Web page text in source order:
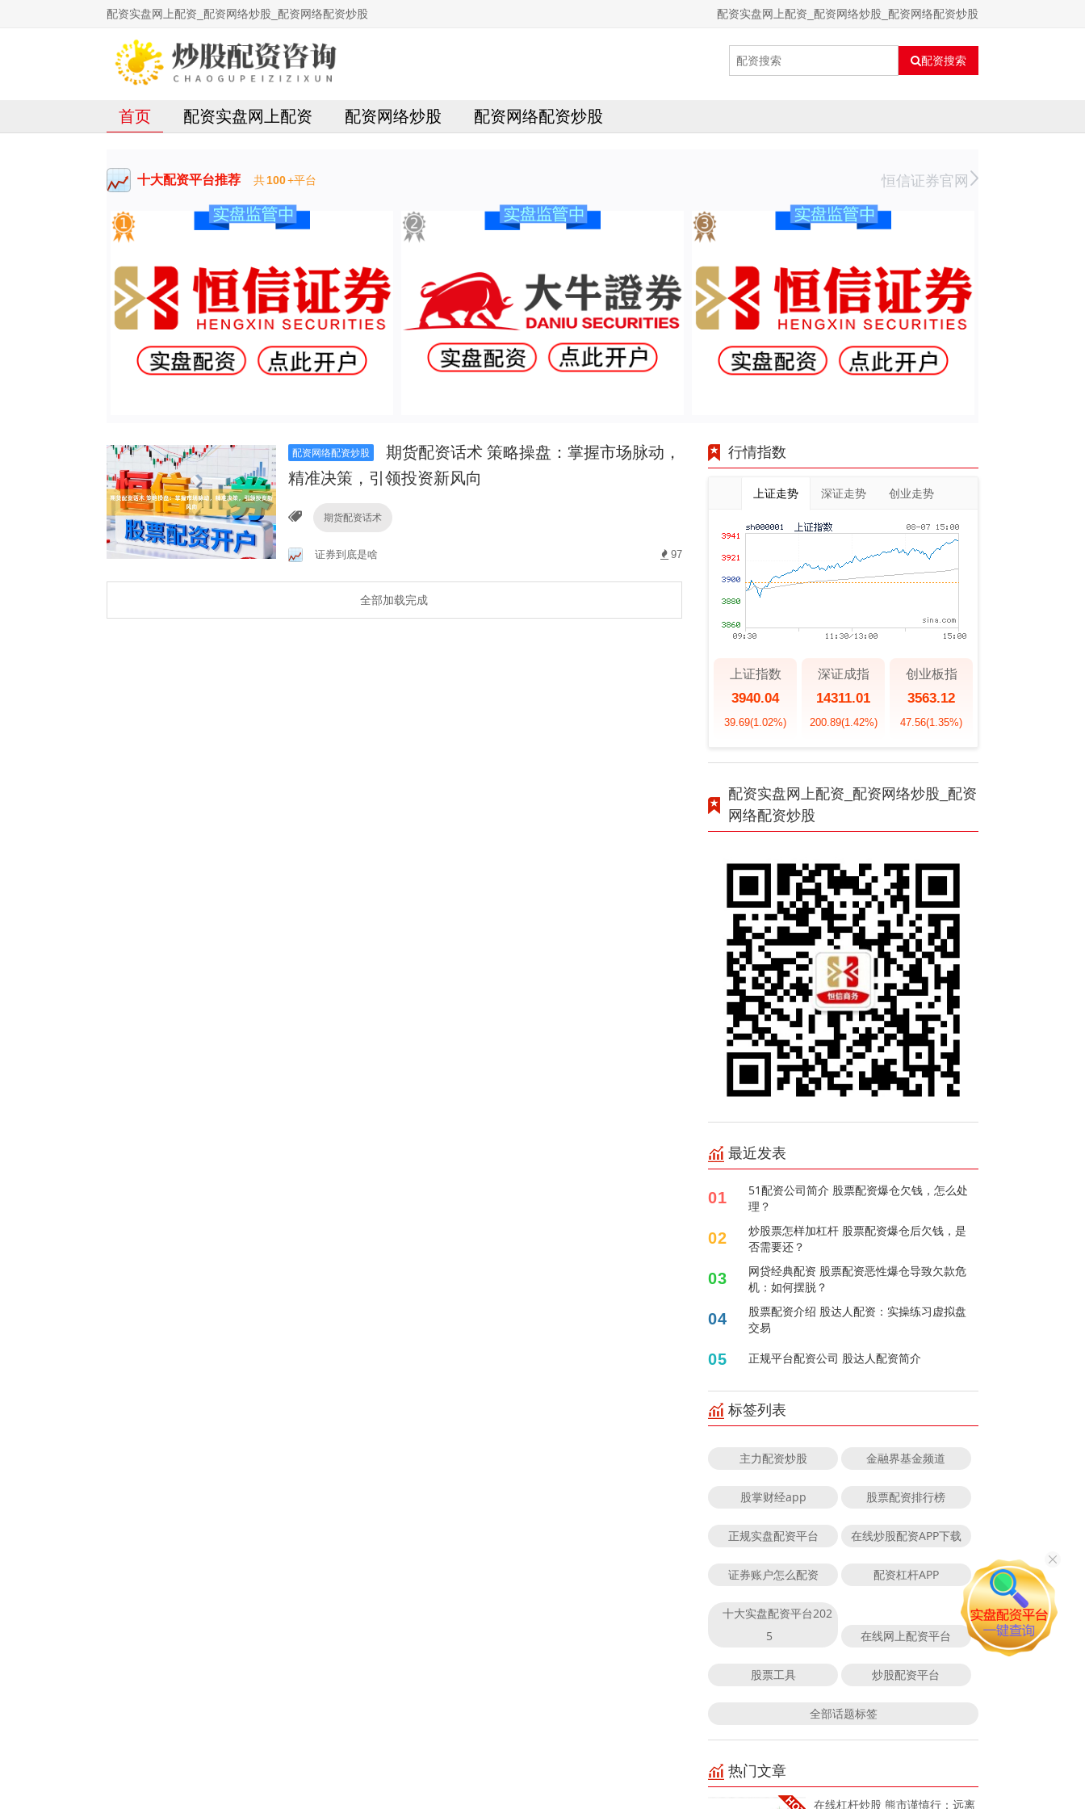
配资实盘网上配资_配资网络炒股_配资网络配资炒股 配资实盘网上配资_配资网络炒股_配资网络配资炒股
配资搜索
首页 配资实盘网上配资 配资网络炒股 配资网络配资炒股
十大配资平台推荐 共100+平台 恒信证券官网
配资网络配资炒股
期货配资话术 策略操盘：掌握市场脉动，
精准决策，引领投资新风向
期货配资话术
证券到底是啥 97
全部加载完成
行情指数
上证走势 深证走势 创业走势
上证指数
3940.04
39.69(1.02%)
深证成指
14311.01
200.89(1.42%)
创业板指
3563.12
47.56(1.35%)
配资实盘网上配资_配资网络炒股_配资
网络配资炒股
最近发表
01
51配资公司简介 股票配资爆仓欠钱，怎么处
理？
02
炒股票怎样加杠杆 股票配资爆仓后欠钱，是
否需要还？
03
网贷经典配资 股票配资恶性爆仓导致欠款危
机：如何摆脱？
04
股票配资介绍 股达人配资：实操练习虚拟盘
交易
05 正规平台配资公司 股达人配资简介
标签列表
主力配资炒股 金融界基金频道
股掌财经app 股票配资排行榜
正规实盘配资平台 在线炒股配资APP下载
证券账户怎么配资 配资杠杆APP
十大实盘配资平台202
5
在线网上配资平台
股票工具 炒股配资平台
全部话题标签
热门文章
在线杠杆炒股 熊市谨慎行：远离